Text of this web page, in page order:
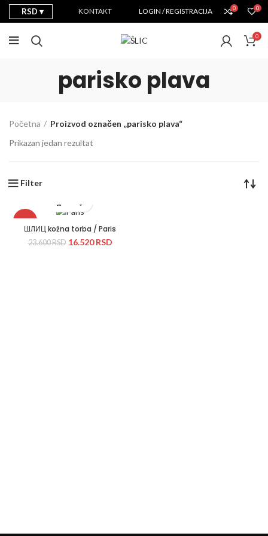
RSD KONTAKT LOGIN / REGISTRACIJA 0 0
0
parisko plava
Početna
Proizvod označen „parisko plava“
Prikazan jedan rezultat
Filter
-30%
Novo
ШЛИЦ kožna torba / Paris
23.600RSD 16.520RSD